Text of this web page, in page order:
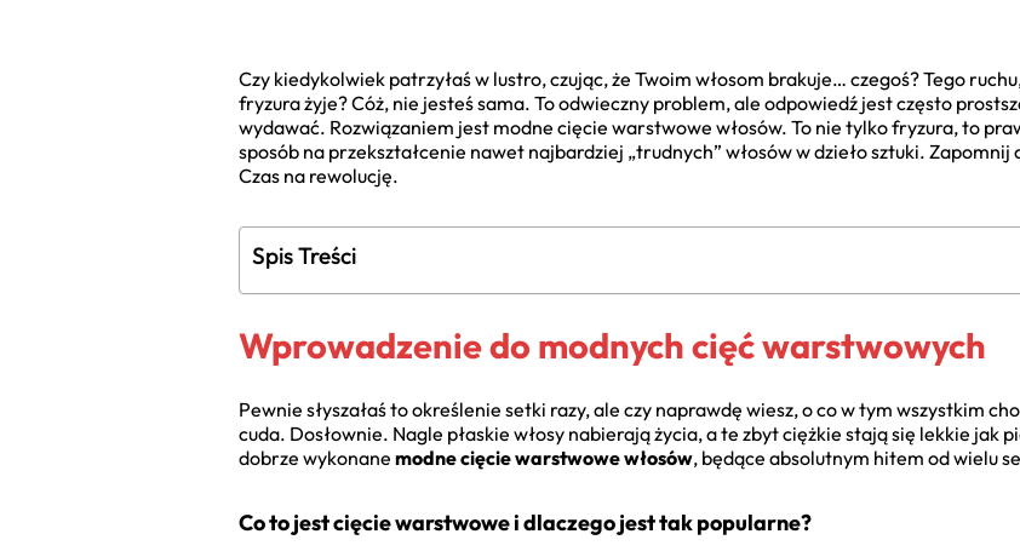
Czy kiedykolwiek patrzyłaś w lustro, czując, że Twoim włosom brakuje… czegoś? Tego
fryzura żyje? Cóż, nie jesteś sama. To odwieczny problem, ale odpowiedź jest często
wydawać. Rozwiązaniem jest modne cięcie warstwowe włosów. To nie tylko fryzura, to
sposób na przekształcenie nawet najbardziej „trudnych” włosów w dzieło sztuki.
Czas na rewolucję.
Spis Treści
Wprowadzenie do modnych cięć warstwowych
Pewnie słyszałaś to określenie setki razy, ale czy naprawdę wiesz, o co w tym wszystkim
cuda. Dosłownie. Nagle płaskie włosy nabierają życia, a te zbyt ciężkie stają się lekkie jak
dobrze wykonane modne cięcie warstwowe włosów, będące absolutnym hitem od wielu
Co to jest cięcie warstwowe i dlaczego jest tak popularne?